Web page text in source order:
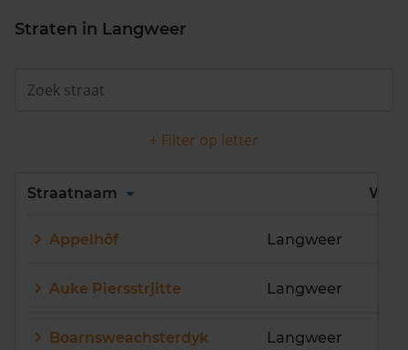
Straten in Langweer
+ Filter op letter
Alles
O
Q
R S U
Straatnaam Wijk
Appelhôf Langweer
Auke Piersstrjitte Langweer
Boarnsweachsterdyk Langweer